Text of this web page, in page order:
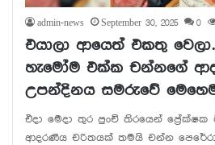
admin-news September 30, 2025 0
එයාලා ආයෙත් එකතු
හැමෝම එක්ක චන්නගේ
උපන්දිනය සමරුවේ
එදා මෙදා තුර පුංචි තිරයෙන්
ආදරණීය චරිතයක් තමයි චන්න